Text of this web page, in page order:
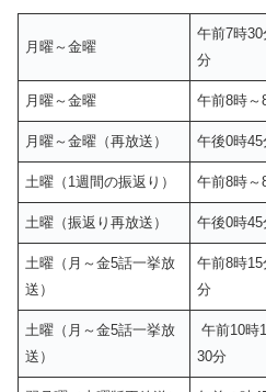
月曜～金曜
午前7時
分
月曜～金曜 午前8時～
月曜～金曜（再放送） 午後0時
土曜（1週間の振返り） 午前8時～
土曜（振返り再放送） 午後0時
土曜（月～金5話一挙放
送）
午前8時
分
土曜（月～金5話一挙放
送）
午前10時
30分